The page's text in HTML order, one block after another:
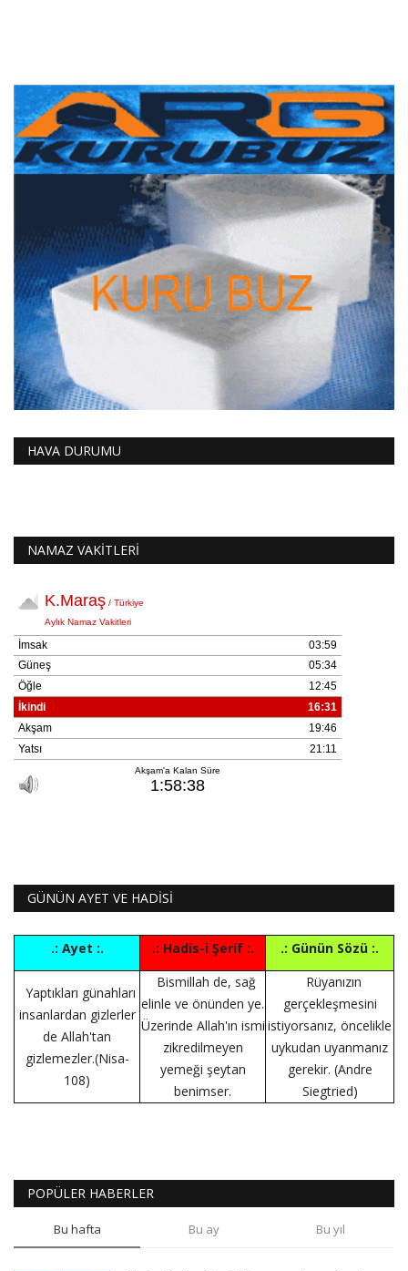
HAVA DURUMU
NAMAZ VAKİTLERİ
GÜNÜN AYET VE HADİSİ
.: Ayet :. .: Hadis-i Şerif :. .: Günün Sözü :.
Yaptıkları günahları
insanlardan gizlerler
de Allah'tan
gizlemezler.(Nisa-
108)
Bismillah de, sağ
elinle ve önünden ye.
Üzerinde Allah'ın ismi
zikredilmeyen
yemeği şeytan
benimser.
Rüyanızın
gerçekleşmesini
istiyorsanız, öncelikle
uykudan uyanmanız
gerekir. (Andre
Siegtried)
POPÜLER HABERLER
Bu hafta Bu ay Bu yıl